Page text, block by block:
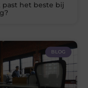
het beste bij
BLOG